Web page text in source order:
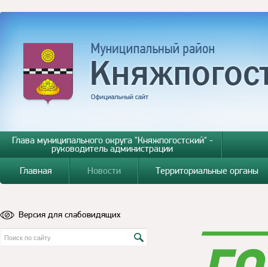
Глава муниципального округа "Княжпогостский" -
руководитель администрации
Главная
Новости Территориальные органы
Версия для слабовидящих